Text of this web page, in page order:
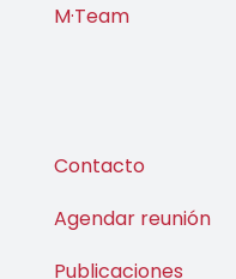
M·Team
Contacto
Agendar reunión
Publicaciones